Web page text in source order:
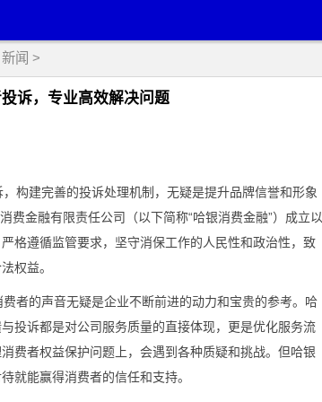
新闻 >
诉，专业高效解决问题
构建完善的投诉处理机制，无疑是提升品牌信誉和形象
费金融有限责任公司（以下简称“哈银消费金融”）成立以
格遵循监管要求，坚守消保工作的人民性和政治性，致
权益。
者的声音无疑是企业不断前进的动力和宝贵的参考。哈
投诉都是对公司服务质量的直接体现，更是优化服务流
费者权益保护问题上，会遇到各种质疑和挑战。但哈银
就能赢得消费者的信任和支持。